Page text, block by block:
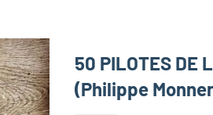
50 PILOTES DE
(Philippe